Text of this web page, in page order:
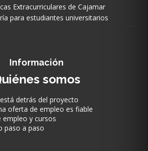
Extracurriculares de Cajamar
para estudiantes universitarios
Información
somos
detrás del proyecto
oferta de empleo es fiable
empleo y cursos
paso a paso